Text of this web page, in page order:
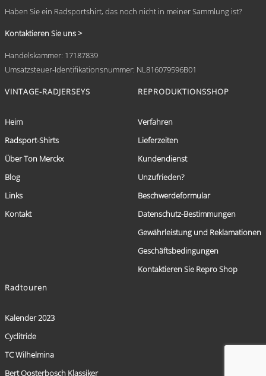
Haben Sie ein Radsportshirt, das noch nicht in meiner Sammlung ist?
Kontaktieren Sie uns >
Handelskammer: 17187839
Umsatzsteuer-Identifikationsnummer: NL816079596B01
VINTAGE-RADJERSEYS
Heim
Radsport-Shirts
Über Ton Merckx
Blog
Links
Kontakt
REPRODUKTIONSSHOP
Verfahren
Lieferzeiten
Kundendienst
Unzufrieden?
Beschwerdeformular
Datenschutz-Bestimmungen
Gewährleistung und Reklamationen
Geschäftsbedingungen
Kontaktieren Sie Repro Shop
Radtouren
Kalender 2023
Cyclitride
TC Wilhelmina
Bert Oosterbosch Klassiker